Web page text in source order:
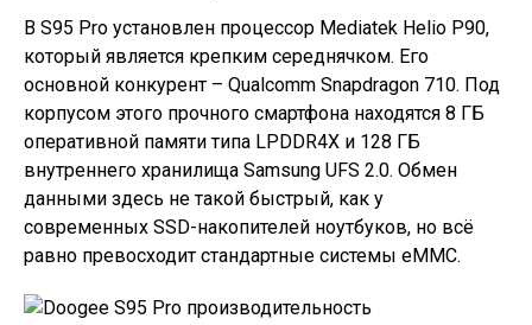
В S95 Pro установлен процессор Mediatek Helio P90,
который является крепким середнячком. Его
основной конкурент – Qualcomm Snapdragon 710. Под
корпусом этого прочного смартфона находятся 8 ГБ
оперативной памяти типа LPDDR4X и 128 ГБ
внутреннего хранилища Samsung UFS 2.0. Обмен
данными здесь не такой быстрый, как у
современных SSD-накопителей ноутбуков, но всё
равно превосходит стандартные системы eMMC.